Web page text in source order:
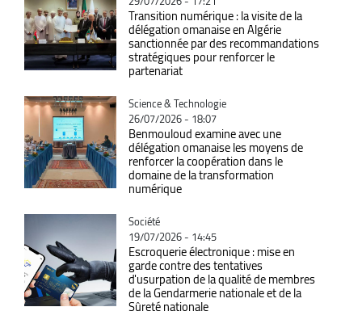
Transition numérique : la visite de la
délégation omanaise en Algérie
sanctionnée par des recommandations
stratégiques pour renforcer le
partenariat
Catégorie
Science & Technologie
26/07/2026 - 18:07
Benmouloud examine avec une
délégation omanaise les moyens de
renforcer la coopération dans le
domaine de la transformation
numérique
Catégorie
Société
19/07/2026 - 14:45
Escroquerie électronique : mise en
garde contre des tentatives
d'usurpation de la qualité de membres
de la Gendarmerie nationale et de la
Sûreté nationale